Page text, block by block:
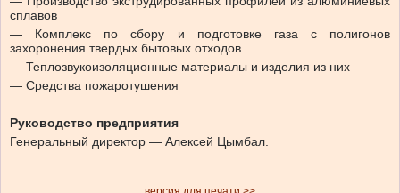
сплавов
— Комплекс по сбору и подготовке газа с полигонов
захоронения твердых бытовых отходов
— Теплозвукоизоляционные материалы и изделия из них
— Средства пожаротушения
Руководство предприятия
Генеральный директор — Алексей Цымбал.